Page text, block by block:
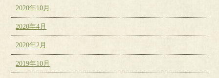
2020年10月
2020年4月
2020年2月
2019年10月